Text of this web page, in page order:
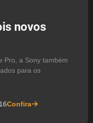
novos
Pro, a Sony também
para os
Confira